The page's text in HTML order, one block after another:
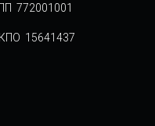
772001001
15641437